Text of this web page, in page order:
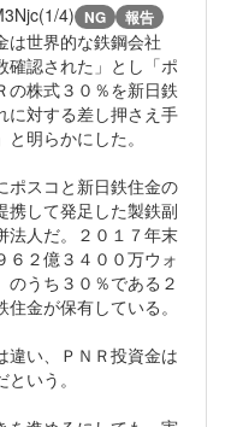
4) NG 報告
は世界的な鉄鋼会社
確認された」とし「ポ
の株式３０％を新日鉄
に対する差し押さえ手
明らかにした。
ポスコと新日鉄住金の
携して発足した製鉄副
法人だ。２０１７年末
６２億３４００万ウォ
のうち３０％である２
金が保有している。
違い、ＰＮＲ投資金は
いう。